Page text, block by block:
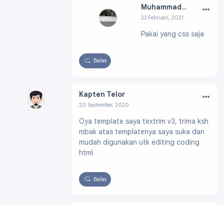
Muhammad Reza
23 Februari, 2021
w.blogger.com/pro
…
Pakai yang css saja
Balas
Kapten Telor
20 September, 2020
0332129088698385
…
Oya template saya textrim v3, trima ksh
mbak atas templatenya saya suka dan
mudah digunakan utk editing coding
html
Balas